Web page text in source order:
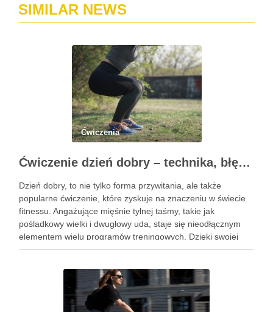
SIMILAR NEWS
Ćwiczenia
Ćwiczenie dzień dobry – technika, błędy i korzyści zdrowotne
Dzień dobry, to nie tylko forma przywitania, ale także
popularne ćwiczenie, które zyskuje na znaczeniu w świecie
fitnessu. Angażujące mięśnie tylnej taśmy, takie jak
pośladkowy wielki i dwugłowy uda, staje się nieodłącznym
elementem wielu programów treningowych. Dzięki swojej
złożoności, ćwiczenie to pozwala na rozwijanie siły oraz